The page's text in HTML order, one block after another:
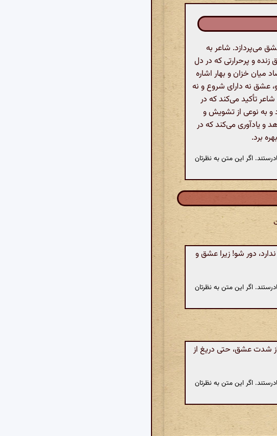
می‌پردازد. شاعر به
و پرحرارتی که در دل
میان خزان و بهار اشاره
عشق نه دارای شروع و نه
تأکید می‌کند که در
و به نوعی از تشویش و
و یادآوری می‌کند که در
برد.
اگر این متن به نظرتان
دور شو! زیرا عشق و
اگر این متن به نظرتان
شدت عشق، حتی دریغ از
اگر این متن به نظرتان